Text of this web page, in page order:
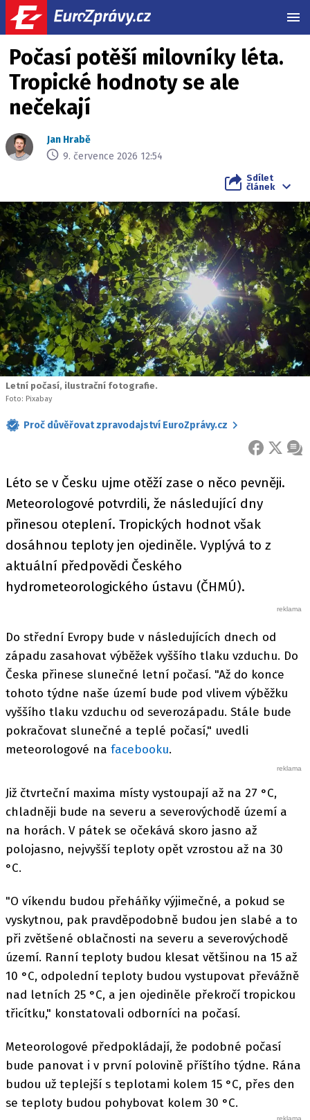
Počasí potěší milovníky léta.
Tropické hodnoty se ale
nečekají
Jan Hrabě
9. července 2026 12:54
Sdílet
článek
Letní počasí, ilustrační fotografie.
Foto: Pixabay
Proč důvěřovat zpravodajství EuroZprávy.cz
FACEBOOK
X
Léto se v Česku ujme otěží zase o něco pevněji.
Meteorologové potvrdili, že následující dny
přinesou oteplení. Tropických hodnot však
dosáhnou teploty jen ojediněle. Vyplývá to z
aktuální předpovědi Českého
hydrometeorologického ústavu (ČHMÚ).
Do střední Evropy bude v následujících dnech od
západu zasahovat výběžek vyššího tlaku vzduchu. Do
Česka přinese slunečné letní počasí. "Až do konce
tohoto týdne naše území bude pod vlivem výběžku
vyššího tlaku vzduchu od severozápadu. Stále bude
pokračovat slunečné a teplé počasí," uvedli
meteorologové na facebooku.
Již čtvrteční maxima místy vystoupají až na 27 °C,
chladněji bude na severu a severovýchodě území a
na horách. V pátek se očekává skoro jasno až
polojasno, nejvyšší teploty opět vzrostou až na 30
°C.
"O víkendu budou přeháňky výjimečné, a pokud se
vyskytnou, pak pravděpodobně budou jen slabé a to
při zvětšené oblačnosti na severu a severovýchodě
území. Ranní teploty budou klesat většinou na 15 až
10 °C, odpolední teploty budou vystupovat převážně
nad letních 25 °C, a jen ojediněle překročí tropickou
třicítku," konstatovali odborníci na počasí.
Meteorologové předpokládají, že podobné počasí
bude panovat i v první polovině příštího týdne. Rána
budou už teplejší s teplotami kolem 15 °C, přes den
se teploty budou pohybovat kolem 30 °C.